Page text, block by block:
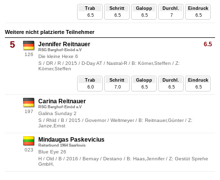
Eindruck
6.5
Durchl.
7
Galopp
6.5
Schritt
6.5
Trab
6.5
Weitere nicht platzierte Teilnehmer
5
126
6.5
Jennifer Reitnauer
RSG Berghof-Einöd e.V
Die kleine Hexe 6
S / DR / R / 2015 / D-Day AT / Nastral-R / B: Körner,Steffen / Z:
Körner,Steffen
Eindruck
6.5
Durchl.
6.5
Galopp
6.5
Schritt
7.0
Trab
6.0
197
Carina Reitnauer
RSG Berghof-Einöd e.V
Galina Sunday 2
S / Rhld / B / 2015 / Governor / Weltmeyer / B: Reitnauer,Günter / Z:
Janze,Ernst
023
Mindaugas Paskevicius
Reiterbund 1964 Saarlouis
Blue Eye 26
H / Old / B / 2016 / Bernay / Destano / B: Haas,Jennifer / Z: Gestüt Sprehe
GmbH,